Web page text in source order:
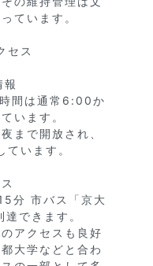
ています。
セス
間は通常6:00か
います。
まで開放され、
ています。
分 市バス「京大
できます。
アクセスも良好
大学などと合わ